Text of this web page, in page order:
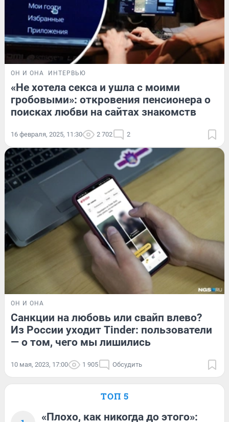
ОН И ОНА ИНТЕРВЬЮ
«Не хотела секса и ушла с моими
гробовыми»: откровения пенсионера о
поисках любви на сайтах знакомств
16 февраля, 2025, 11:30 2 702 2
ОН И ОНА
Санкции на любовь или свайп влево?
Из России уходит Tinder: пользователи
— о том, чего мы лишились
10 мая, 2023, 17:00 1 905 Обсудить
ТОП 5
«Плохо, как никогда до этого»: